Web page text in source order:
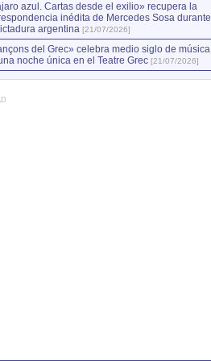
azul. Cartas desde el exilio» recupera la
inédita de Mercedes Sosa durante
argentina [21/07/2026]
del Grec» celebra medio siglo de música
noche única en el Teatre Grec [21/07/2026]